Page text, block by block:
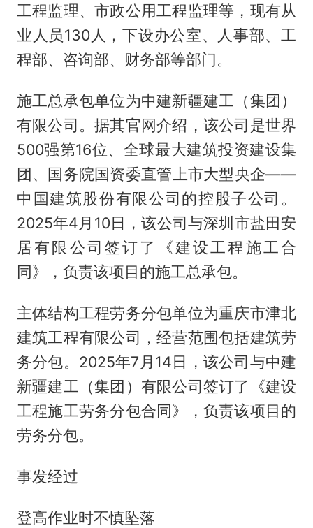
工程监理、市政公用工程监理等，现有从
业人员130人，下设办公室、人事部、工
程部、咨询部、财务部等部门。
施工总承包单位为中建新疆建工（集团）
有限公司。据其官网介绍，该公司是世界
500强第16位、全球最大建筑投资建设集
团、国务院国资委直管上市大型央企——
中国建筑股份有限公司的控股子公司。
2025年4月10日，该公司与深圳市盐田安
居有限公司签订了《建设工程施工合
同》，负责该项目的施工总承包。
主体结构工程劳务分包单位为重庆市津北
建筑工程有限公司，经营范围包括建筑劳
务分包。2025年7月14日，该公司与中建
新疆建工（集团）有限公司签订了《建设
工程施工劳务分包合同》，负责该项目的
劳务分包。
事发经过
登高作业时不慎坠落